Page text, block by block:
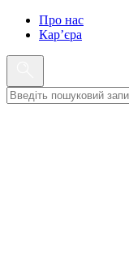
Про нас
Кар’єра